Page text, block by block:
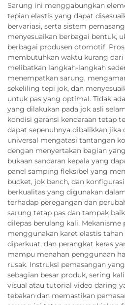
Sarung ini menggabungkan
tepian elastis yang dapat
bervariasi, serta sistem
menyesuaikan berbagai bentuk,
berbagai produsen otomotif.
membutuhkan waktu kurang
melibatkan langkah-langkah
menempatkan sarung,
sekeliling tepi jok, dan
untuk pas yang optimal. Tidak
yang dilakukan pada jok asli
kondisi garansi kendaraan tetap
dapat sepenuhnya dibalikkan jika
universal mengatasi tantangan
dengan menyertakan bagian
bukaan sandaran kepala yang
panel samping fleksibel yang
bucket, jok bench, dan
berkualitas yang digunakan
terhadap peregangan dan
sarung tetap pas dan tampak
dilepas berulang kali. Mekanisme
menggunakan karet elastis
diperkuat, dan perangkat keras
mampu menahan penggunaan
rusak. Instruksi pemasangan
sebagian besar produk, sering
visual atau tutorial video daring
tebakan dan memastikan